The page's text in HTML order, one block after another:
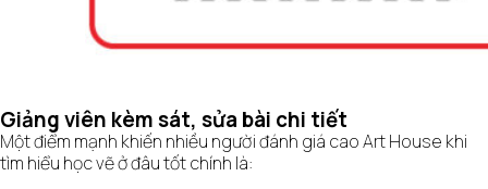
Giảng viên kèm sát, sửa bài chi tiết
Một điểm mạnh khiến nhiều người đánh giá cao Art House khi
tìm hiểu học vẽ ở đâu tốt chính là: